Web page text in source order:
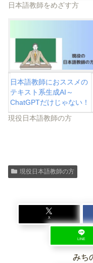
日本語教師をめざす方
日本語教師におススメの
テキスト系生成AI～
ChatGPTだけじゃない！
現役日本語教師の方
現役日本語教師の方
X
LINE
みち